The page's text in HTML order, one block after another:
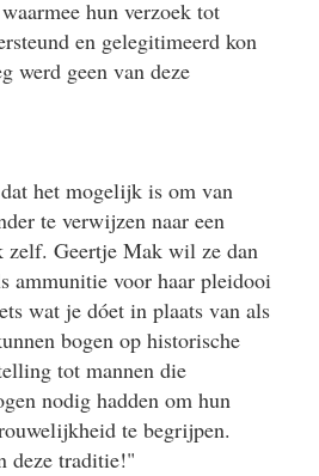
hun verzoek tot
en gelegitimeerd kon
werd geen van deze
het mogelijk is om van
te verwijzen naar een
Geertje Mak wil ze dan
ammunitie voor haar pleidooi
wat je dóet in plaats van als
bogen op historische
tot mannen die
nodig hadden om hun
te begrijpen.
deze traditie!"